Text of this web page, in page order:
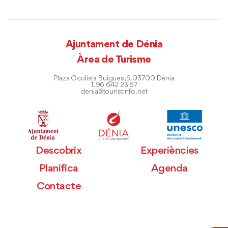
Ajuntament de Dénia
Àrea de Turisme
Plaza Oculista Buigues, 9. 03700 Dénia
T. 96 642 23 67
denia@touristinfo.net
Descobrix
Experiències
Planifica
Agenda
Contacte